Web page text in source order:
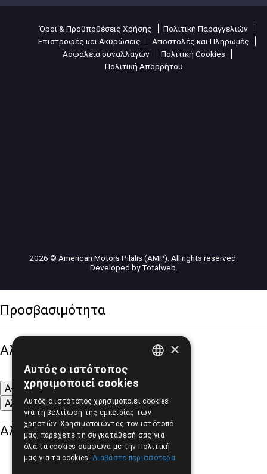
Όροι & Προϋποθέσεις Χρήσης
Πολιτική Παραγγελιών
Επιστροφές και Ακυρώσεις
Αποστολές και Πληρωμές
Ασφάλεια συναλλαγών
Πολιτική Cookies
Πολιτική Απορρήτου
2026 © American Motors Pilalis (AMP). All rights reserved.
Developed byTotalweb
Προσβασιμότητα
Αλλαγή Μεγέθους
A- A+
A
Αλλαγή Γραμματοσειράς
Αλλαγή Χρώματος
×
Αυτός ο ιστότοπος
χρησιμοποιεί cookies
Αυτός ο ιστότοπος χρησιμοποιεί cookies
για τη βελτίωση της εμπειρίας των
χρηστών. Χρησιμοποιώντας τον ιστότοπό
μας, παρέχετε τη συγκατάθεσή σας για
όλα τα cookies σύμφωνα με την Πολιτική
μας για τα cookies. Διαβάστε περισσότερα